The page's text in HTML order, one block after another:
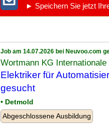
► Speichern Sie jetzt
Job am 14.07.2026 bei Neuvoo.com
Wortmann KG
Elektriker für
gesucht
• Detmold
Abgeschlossene Ausbildung